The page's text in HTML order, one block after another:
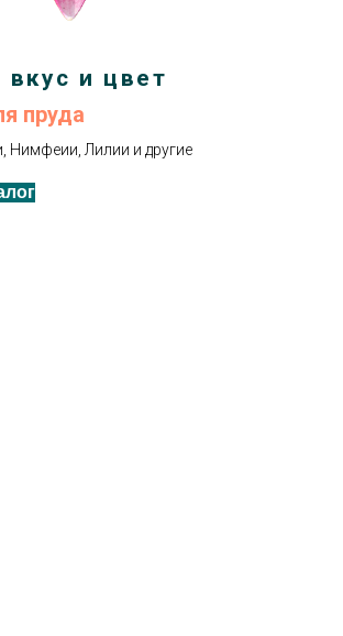
и цвет
пруда
Нимфеии, Лилии и другие